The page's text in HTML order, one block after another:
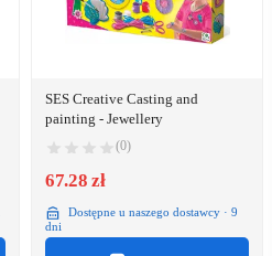
SES Creative Casting and
painting - Jewellery
(0)
67.28 zł
Dostępne u naszego dostawcy · 9
dni